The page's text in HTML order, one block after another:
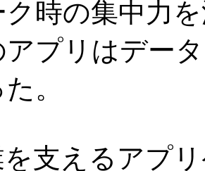
ク時の集中力
アプリはデー
。
支えるアプ